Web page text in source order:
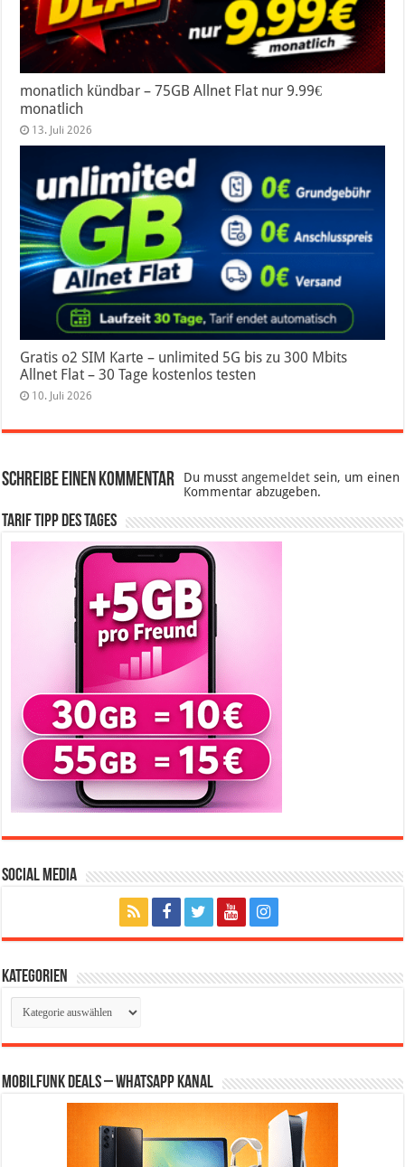
monatlich kündbar – 75GB Allnet Flat nur 9.99€
monatlich
13. Juli 2026
Gratis o2 SIM Karte – unlimited 5G bis zu 300 Mbits
Allnet Flat – 30 Tage kostenlos testen
10. Juli 2026
Schreibe einen Kommentar Du musstangemeldet sein, um einen
Kommentar abzugeben.
Tarif Tipp des Tages
Social Media
Kategorien
Kategorien
Mobilfunk Deals – WhatsApp Kanal